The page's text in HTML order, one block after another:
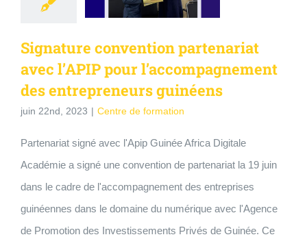
Signature convention partenariat
avec l’APIP pour l’accompagnement
des entrepreneurs guinéens
juin 22nd, 2023 | Centre de formation
Partenariat signé avec l'Apip Guinée Africa Digitale
Académie a signé une convention de partenariat la 19 juin
dans le cadre de l'accompagnement des entreprises
guinéennes dans le domaine du numérique avec l'Agence
de Promotion des Investissements Privés de Guinée. Ce